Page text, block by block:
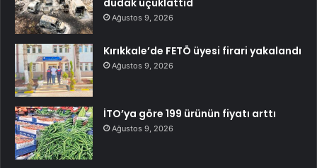
Ağustos 9, 2026
Kırıkkale’de FETÖ üyesi firari yakalandı
Ağustos 9, 2026
İTO’ya göre 199 ürünün fiyatı arttı
Ağustos 9, 2026